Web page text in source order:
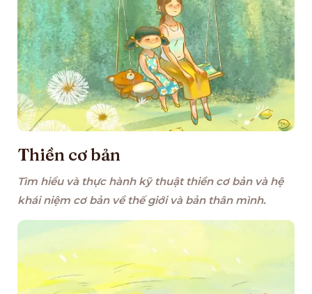
Thiền cơ bản
Tìm hiểu và thực hành kỹ thuật thiền cơ bản và hệ
khái niệm cơ bản về thế giới và bản thân mình.